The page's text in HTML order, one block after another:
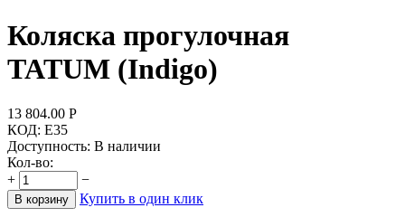
Коляска прогулочная
TATUM (Indigo)
13 804.00 Р
КОД: E35
Доступность: В наличии
Кол-во:
+
−
В корзину Купить в один клик